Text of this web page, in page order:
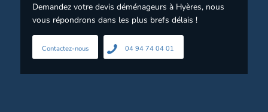
Demandez votre devis déménageurs à Hyères, nous
vous répondrons dans les plus brefs délais !
Contactez-nous 04 94 74 04 01